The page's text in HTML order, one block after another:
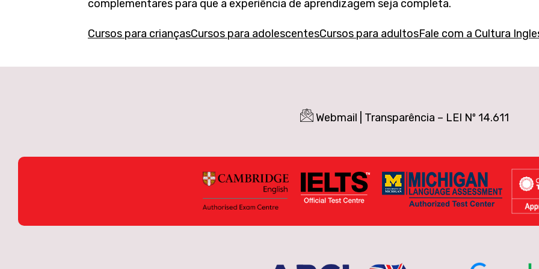
complementares para que a experiência de aprendizagem seja completa.
Cursos para criançasCursos para adolescentesCursos para adultosFale com a Cultura
Webmail Transparência – LEI Nº 14.611